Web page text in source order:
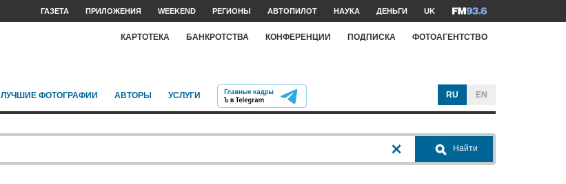
ГАЗЕТА ПРИЛОЖЕНИЯ WEEKEND РЕГИОНЫ АВТОПИЛОТ НАУКА ДЕНЬГИ UK
КАРТОТЕКА БАНКРОТСТВА КОНФЕРЕНЦИИ ПОДПИСКА ФОТОАГЕНТСТВО
ЛУЧШИЕ ФОТОГРАФИИ АВТОРЫ УСЛУГИ RU EN
Найти